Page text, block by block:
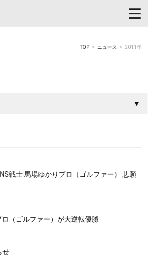
TOP ニュース 2011年
戦士 馬場ゆかりプロ（ゴルファー） 悲願
（ゴルファー）が大逆転優勝
せ